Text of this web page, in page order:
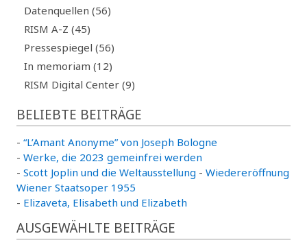
Datenquellen (56)
RISM A-Z (45)
Pressespiegel (56)
In memoriam (12)
RISM Digital Center (9)
BELIEBTE BEITRÄGE
- “L’Amant Anonyme” von Joseph Bologne
- Werke, die 2023 gemeinfrei werden
- Scott Joplin und die Weltausstellung - Wiedereröffnung
Wiener Staatsoper 1955
- Elizaveta, Elisabeth und Elizabeth
AUSGEWÄHLTE BEITRÄGE